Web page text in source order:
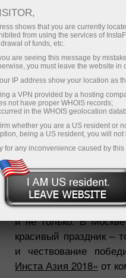
МИСС
09.11.2018 09:17 AM
Осень продлила
всем, кто причастен
и не только. В
красивый праздник –
и чествование
Инста Азия 2018» от
shows that you are currently
from using the services of
of funds, etc.
are seeing this message by
you must leave the website
IP address show your location as
a VPN provided by a hosting
not have proper WHOIS records;
in the WHOIS geolocation
whether you are a US resident or
being a US resident, you will
for any inconvenience caused by